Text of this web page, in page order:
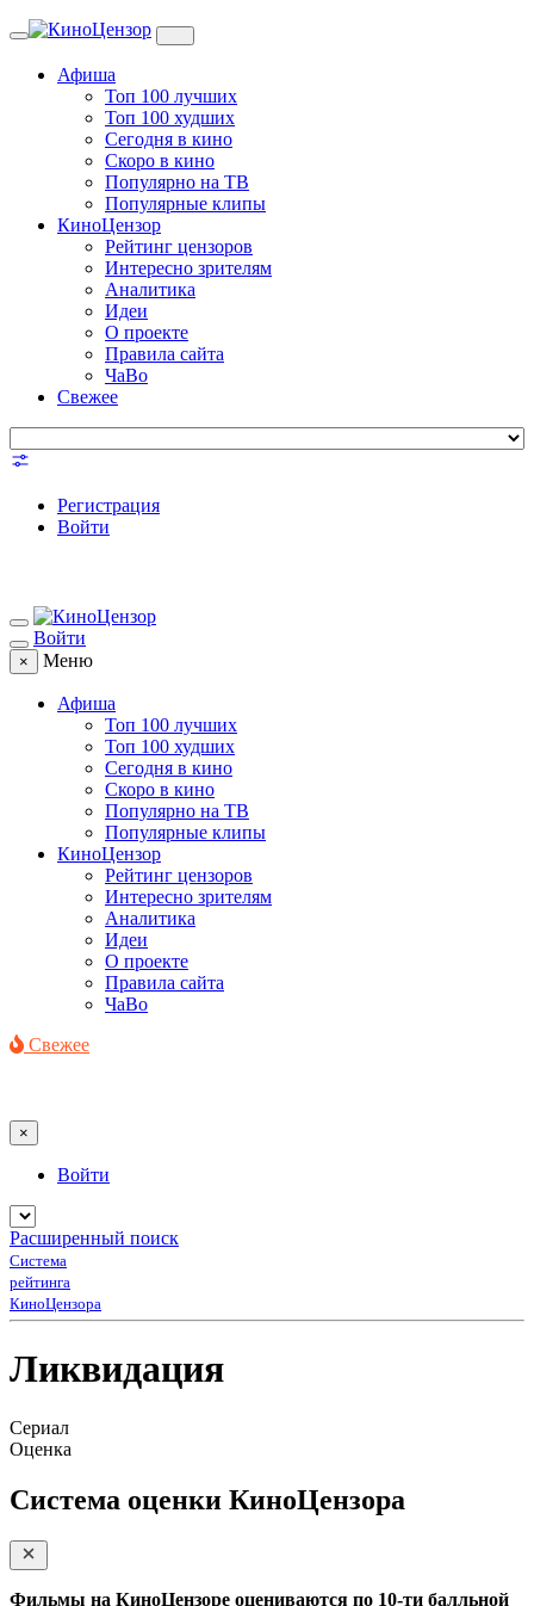
Toggle
Афиша
Топ 100 лучших
Топ 100 худших
Сегодня в кино
Скоро в кино
Популярно на ТВ
Популярные клипы
КиноЦензор
Рейтинг цензоров
Интересно зрителям
Аналитика
Идеи
О проекте
Правила сайта
ЧаВо
Свежее
Регистрация
Войти
Войти
× Меню
Афиша
Топ 100 лучших
Топ 100 худших
Сегодня в кино
Скоро в кино
Популярно на ТВ
Популярные клипы
КиноЦензор
Рейтинг цензоров
Интересно зрителям
Аналитика
Идеи
О проекте
Правила сайта
ЧаВо
Свежее
×
Войти
Расширенный поиск
Система
рейтинга
КиноЦензора
Ликвидация
Сериал
Оценка
Система оценки КиноЦензора
Фильмы на КиноЦензоре оцениваются по 10-ти балльной